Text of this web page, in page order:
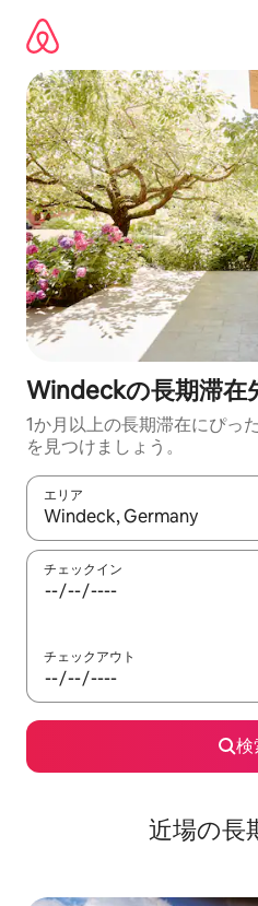
Windeckの長期滞在
1か月以上の長期滞在にぴっ
を見つけましょう。
エリア
検索結果が表示されたら、上
チェックイン
チェックアウト
検
近場の長